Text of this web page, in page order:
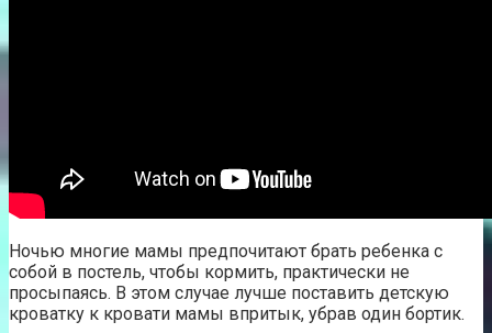
Ночью многие мамы предпочитают брать ребенка с
собой в постель, чтобы кормить, практически не
просыпаясь. В этом случае лучше поставить детскую
кроватку к кровати мамы впритык, убрав один бортик.